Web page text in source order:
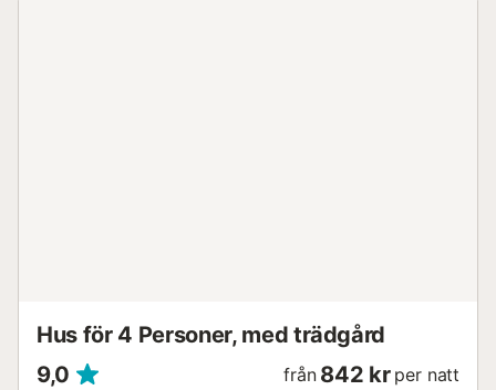
Hus för 4 Personer, med trädgård
9,0
från 842 kr per natt